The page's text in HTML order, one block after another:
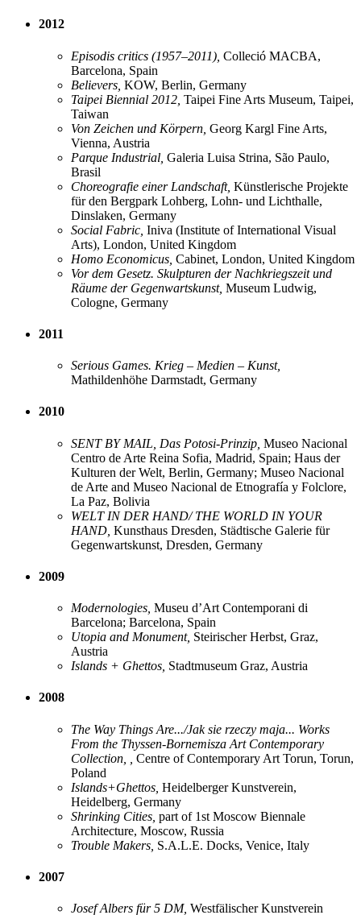
2012
Episodis critics (1957–2011), Colleció MACBA,
Barcelona, Spain
Believers, KOW, Berlin, Germany
Taipei Biennial 2012, Taipei Fine Arts Museum, Taipei,
Taiwan
Von Zeichen und Körpern, Georg Kargl Fine Arts,
Vienna, Austria
Parque Industrial, Galeria Luisa Strina, São Paulo,
Brasil
Choreografie einer Landschaft, Künstlerische Projekte
für den Bergpark Lohberg, Lohn- und Lichthalle,
Dinslaken, Germany
Social Fabric, Iniva (Institute of International Visual
Arts), London, United Kingdom
Homo Economicus, Cabinet, London, United Kingdom
Vor dem Gesetz. Skulpturen der Nachkriegszeit und
Räume der Gegenwartskunst, Museum Ludwig,
Cologne, Germany
2011
Serious Games. Krieg – Medien – Kunst,
Mathildenhöhe Darmstadt, Germany
2010
SENT BY MAIL, Das Potosi-Prinzip, Museo Nacional
Centro de Arte Reina Sofia, Madrid, Spain; Haus der
Kulturen der Welt, Berlin, Germany; Museo Nacional
de Arte and Museo Nacional de Etnografía y Folclore,
La Paz, Bolivia
WELT IN DER HAND/ THE WORLD IN YOUR
HAND, Kunsthaus Dresden, Städtische Galerie für
Gegenwartskunst, Dresden, Germany
2009
Modernologies, Museu d’Art Contemporani di
Barcelona; Barcelona, Spain
Utopia and Monument, Steirischer Herbst, Graz,
Austria
Islands + Ghettos, Stadtmuseum Graz, Austria
2008
The Way Things Are.../Jak sie rzeczy maja... Works
From the Thyssen-Bornemisza Art Contemporary
Collection, ,
Centre of Contemporary Art Torun, Torun,
Poland
Islands+Ghettos, Heidelberger Kunstverein,
Heidelberg, Germany
Shrinking Cities, part of 1st Moscow Biennale
Architecture, Moscow, Russia
Trouble Makers, S.A.L.E. Docks, Venice, Italy
2007
Josef Albers für 5 DM, Westfälischer Kunstverein